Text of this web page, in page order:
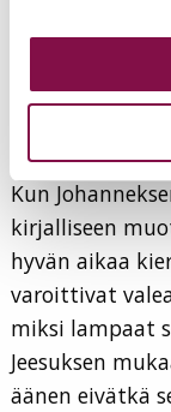
sielullisesti.
miten
kirjoitti Mikael
mahtaa / joka
Kun
kirjalliseen
hyvän aikaa
varoittivat
miksi lampaat
Jeesuksen
äänen eivätkä